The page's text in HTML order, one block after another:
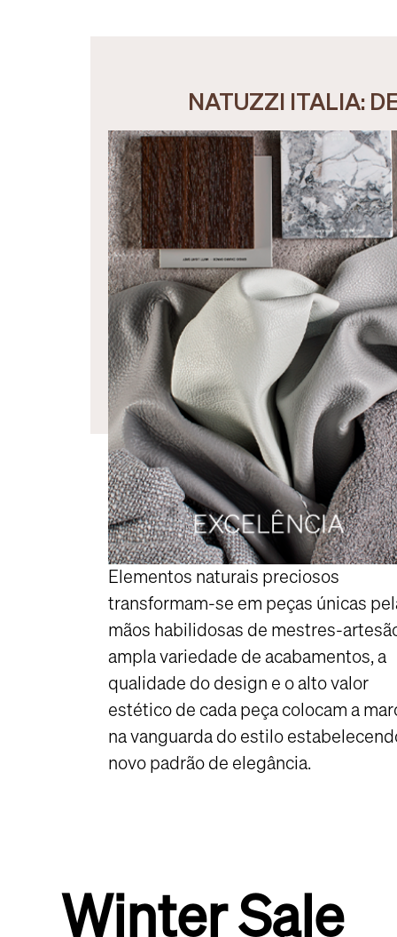
NATUZZI ITALIA:
Elementos naturais preciosos
transformam-se em peças únicas
mãos habilidosas de mestres-
ampla variedade de acabamentos, a
qualidade do design e o alto valor
estético de cada peça colocam a
na vanguarda do estilo
novo padrão de elegância.
Winter Sale